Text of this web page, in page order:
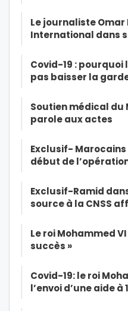
Le journaliste
International dans
Covid-19 : pourquoi
pas baisser la
Soutien médical du
parole aux actes
Exclusif-
début de
Exclusif-Ramid
source à la CNSS
Le roi Mohammed
succès »
Covid-19: le roi
l’envoi d’une aide à